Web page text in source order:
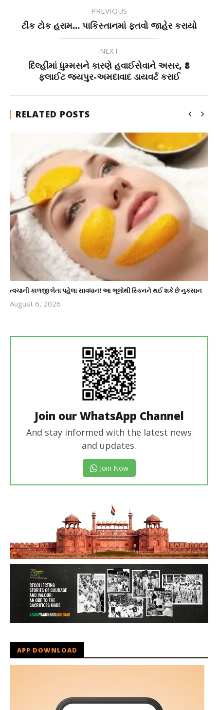
PREVIOUS
ટીક ટોક હરામ... પાકિસ્તાનમાં ફતવો જાહેર કરાયો
NEXT
દિલ્હીમાં ધુમ્મસને કારણે હવાઈસેવાને અસર, 8
ફ્લાઈટ જયપુર-અમદાવાદ ડાયવર્ટ કરાઈ
RELATED POSTS
ત્વચાની કાળજી લેતા પહેલા સાવધાન! આ ભૂલોથી સ્કિનને થઈ શકે છે નુકસાન
August 6, 2026
Join our WhatsApp Channel
And stay informed with the latest news
and updates.
Join Now
APP DOWNLOAD